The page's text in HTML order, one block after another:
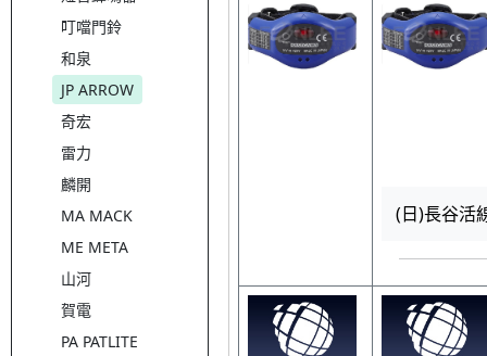
叮噹門鈴
和泉
JP ARROW
奇宏
雷力
麟開
MA MACK
ME META
山河
賀電
PA PATLITE
(日)長谷活